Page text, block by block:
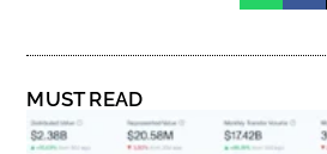
MUST READ